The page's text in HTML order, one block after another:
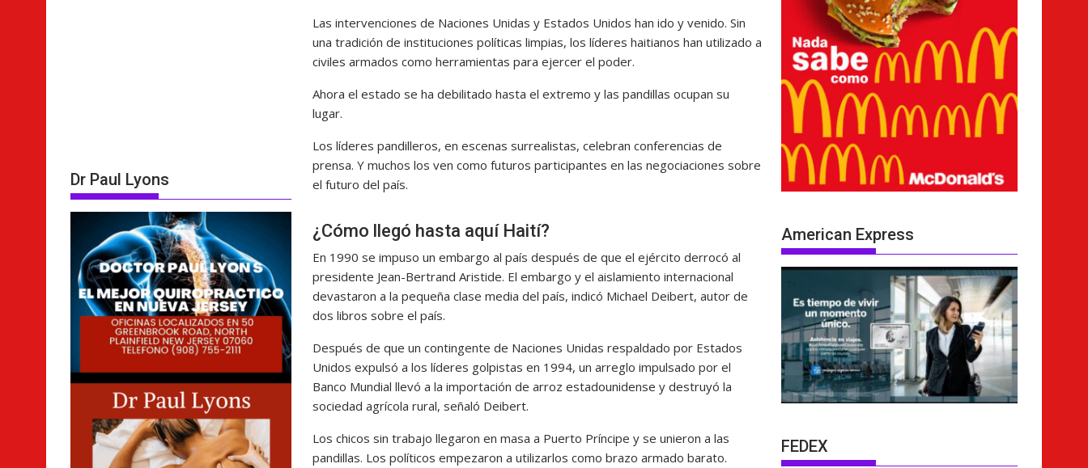
Las intervenciones de Naciones Unidas y Estados Unidos han ido y venido. Sin
una tradición de instituciones políticas limpias, los líderes haitianos han utilizado a
civiles armados como herramientas para ejercer el poder.
Ahora el estado se ha debilitado hasta el extremo y las pandillas ocupan su
lugar.
Los líderes pandilleros, en escenas surrealistas, celebran conferencias de
prensa. Y muchos los ven como futuros participantes en las negociaciones sobre
el futuro del país.
¿Cómo llegó hasta aquí Haití?
En 1990 se impuso un embargo al país después de que el ejército derrocó al
presidente Jean-Bertrand Aristide. El embargo y el aislamiento internacional
devastaron a la pequeña clase media del país, indicó Michael Deibert, autor de
dos libros sobre el país.
Después de que un contingente de Naciones Unidas respaldado por Estados
Unidos expulsó a los líderes golpistas en 1994, un arreglo impulsado por el
Banco Mundial llevó a la importación de arroz estadounidense y destruyó la
sociedad agrícola rural, señaló Deibert.
Los chicos sin trabajo llegaron en masa a Puerto Príncipe y se unieron a las
pandillas. Los políticos empezaron a utilizarlos como brazo armado barato.
Dr Paul Lyons
American Express
FEDEX